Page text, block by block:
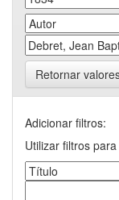
Retornar
Adicionar filtros:
Utilizar filtros